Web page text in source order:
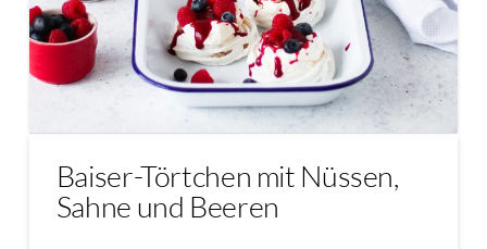
Baiser-Törtchen mit Nüssen,
Sahne und Beeren